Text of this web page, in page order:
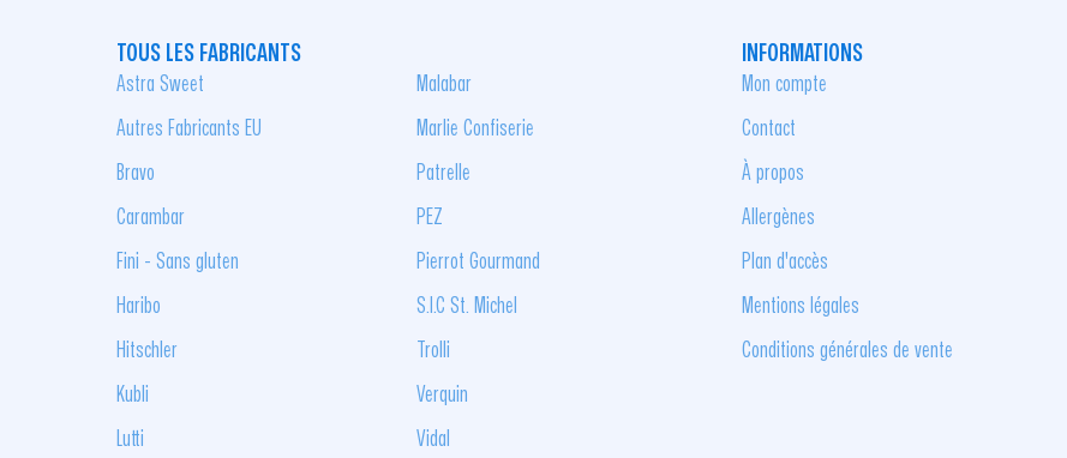
TOUS LES FABRICANTS
Astra Sweet
Autres Fabricants EU
Bravo
Carambar
Fini - Sans gluten
Haribo
Hitschler
Kubli
Lutti
Malabar
Marlie Confiserie
Patrelle
PEZ
Pierrot Gourmand
S.I.C St. Michel
Trolli
Verquin
Vidal
INFORMATIONS
Mon compte
Contact
À propos
Allergènes
Plan d'accès
Mentions légales
Conditions générales de vente